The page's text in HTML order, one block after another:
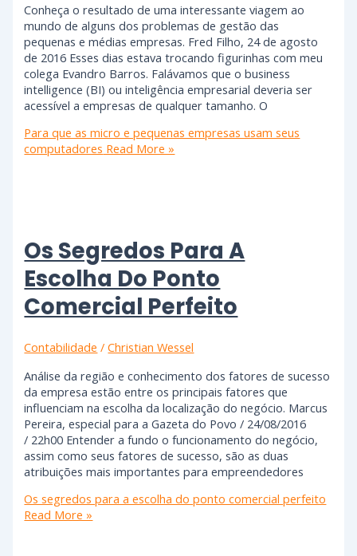
Conheça o resultado de uma interessante viagem ao
mundo de alguns dos problemas de gestão das
pequenas e médias empresas. Fred Filho, 24 de agosto
de 2016 Esses dias estava trocando figurinhas com meu
colega Evandro Barros. Falávamos que o business
intelligence (BI) ou inteligência empresarial deveria ser
acessível a empresas de qualquer tamanho. O
Para que as micro e pequenas empresas usam seus
computadores Read More »
Os Segredos Para A
Escolha Do Ponto
Comercial Perfeito
Contabilidade /Christian Wessel
Análise da região e conhecimento dos fatores de sucesso
da empresa estão entre os principais fatores que
influenciam na escolha da localização do negócio. Marcus
Pereira, especial para a Gazeta do Povo / 24/08/2016
/ 22h00 Entender a fundo o funcionamento do negócio,
assim como seus fatores de sucesso, são as duas
atribuições mais importantes para empreendedores
Os segredos para a escolha do ponto comercial perfeito
Read More »